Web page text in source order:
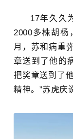
17年久久
2000多株胡杨
月，苏和病重
章送到了他的
把奖章送到了
精神。”苏虎庆